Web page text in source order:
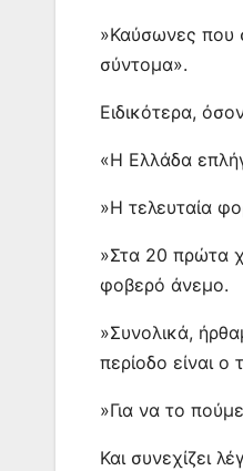
»Καύσωνες που
σύντομα».
Ειδικότερα,
«Η Ελλάδα
»Η τελευταία
»Στα 20 πρώτα
φοβερό άνεμο.
»Συνολικά,
περίοδο είναι ο
»Για να το
Και συνεχίζει